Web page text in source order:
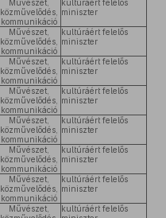
Művészet,
közművelődés,
kommunikáció
kultúráért felelős
miniszter
Művészet,
közművelődés,
kommunikáció
kultúráért felelős
miniszter
Művészet,
közművelődés,
kommunikáció
kultúráért felelős
miniszter
Művészet,
közművelődés,
kommunikáció
kultúráért felelős
miniszter
Művészet,
közművelődés,
kommunikáció
kultúráért felelős
miniszter
Művészet,
közművelődés,
kommunikáció
kultúráért felelős
miniszter
Művészet,
közművelődés,
kommunikáció
kultúráért felelős
miniszter
Művészet,
kultúráért felelős